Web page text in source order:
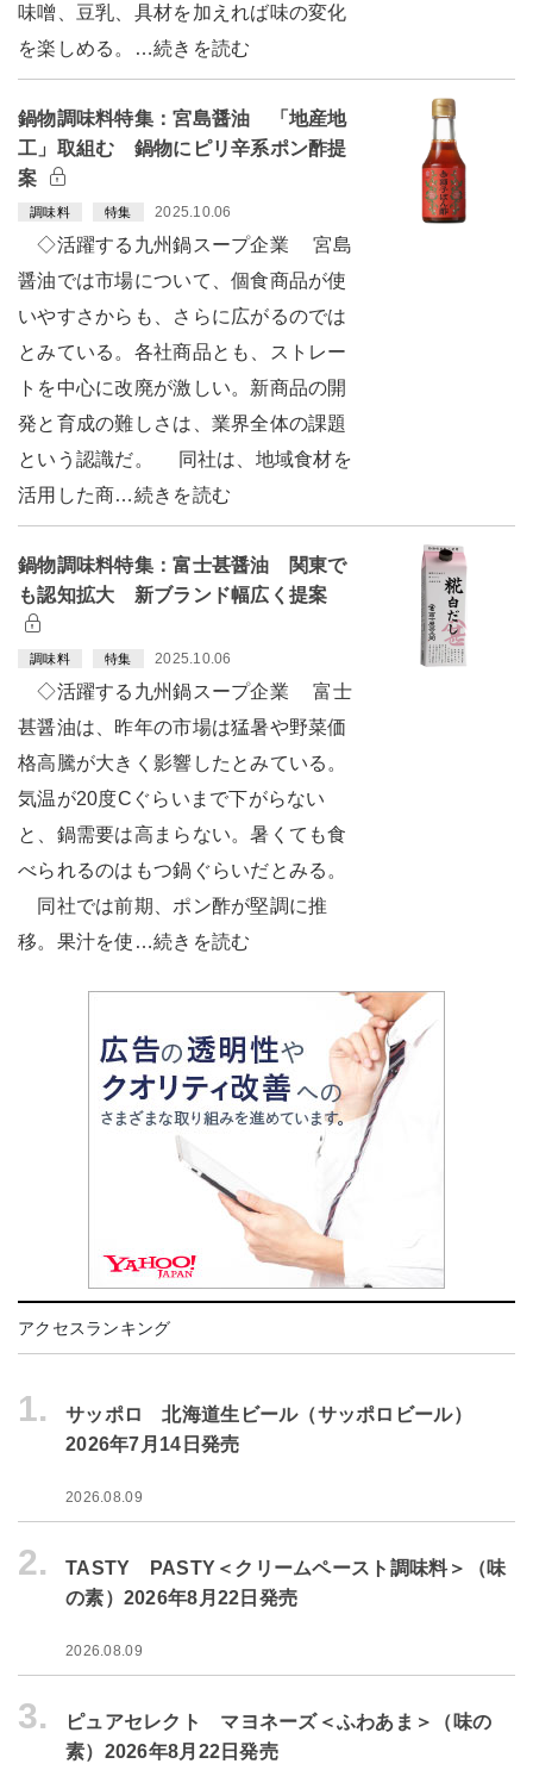
味噌、豆乳、具材を加えれば味の変化
を楽しめる。…続きを読む
鍋物調味料特集：宮島醤油 「地産地
工」取組む 鍋物にピリ辛系ポン酢提
案
調味料 特集 2025.10.06
◇活躍する九州鍋スープ企業 宮島
醤油では市場について、個食商品が使
いやすさからも、さらに広がるのでは
とみている。各社商品とも、ストレー
トを中心に改廃が激しい。新商品の開
発と育成の難しさは、業界全体の課題
という認識だ。 同社は、地域食材を
活用した商…続きを読む
鍋物調味料特集：富士甚醤油 関東で
も認知拡大 新ブランド幅広く提案
調味料 特集 2025.10.06
◇活躍する九州鍋スープ企業 富士
甚醤油は、昨年の市場は猛暑や野菜価
格高騰が大きく影響したとみている。
気温が20度Cぐらいまで下がらない
と、鍋需要は高まらない。暑くても食
べられるのはもつ鍋ぐらいだとみる。
同社では前期、ポン酢が堅調に推
移。果汁を使…続きを読む
アクセスランキング
1.
サッポロ 北海道生ビール（サッポロビール）
2026年7月14日発売
2026.08.09
2.
TASTY PASTY＜クリームペースト調味料＞（味
の素）2026年8月22日発売
2026.08.09
3.
ピュアセレクト マヨネーズ＜ふわあま＞（味の
素）2026年8月22日発売